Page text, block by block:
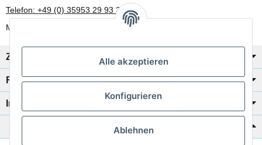
Alle akzeptieren
Konfigurieren
Ablehnen
Telefon: +49 (0) 35953 29 93 30
Mo-Fr: 8:00 Uhr - 17:00 Uhr
Zahlung/Versand
Rechtliches
Informationen
Katalog zur Hand?